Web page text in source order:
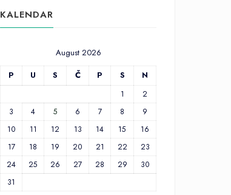
KALENDAR
August 2026
P
U S Č P S N
1
2
3
4 5 6 7 8
9
10
11 12 13 14 15
16
17
18 19 20 21 22
23
24
25 26 27 28 29
30
31